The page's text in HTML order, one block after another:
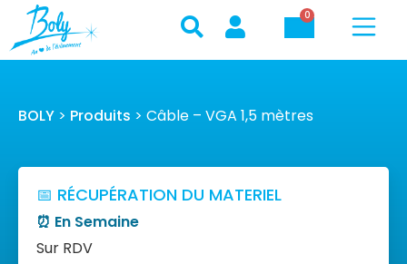
0
BOLY > Produits > Câble – VGA 1,5 mètres
📅 RÉCUPÉRATION DU MATERIEL
⏰ En Semaine
Sur RDV